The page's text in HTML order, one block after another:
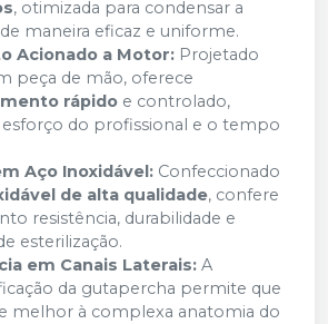
, otimizada para condensar a
maneira eficaz e uniforme.
Acionado a Motor: Projetado
peça de mão, oferece
rápido e controlado,
esforço do profissional e o tempo
Aço Inoxidável: Confeccionado
de alta qualidade, confere
resistência, durabilidade e
esterilização.
em Canais Laterais: A
da gutapercha permite que
melhor à complexa anatomia do